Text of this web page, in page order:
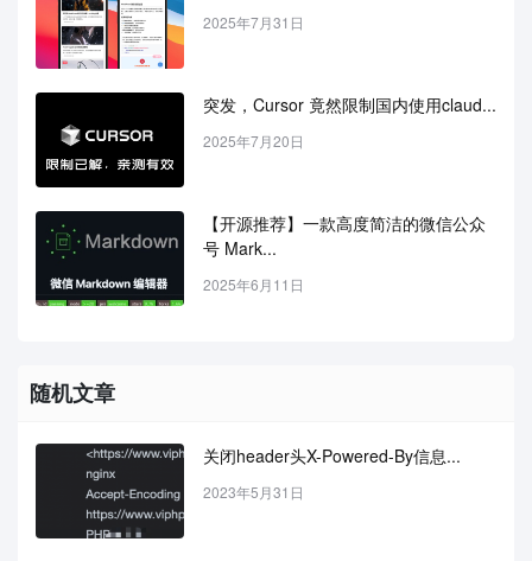
2025年7月31日
突发，Cursor 竟然限制国内使用claud...
2025年7月20日
【开源推荐】一款高度简洁的微信公众
号 Mark...
2025年6月11日
随机文章
关闭header头X-Powered-By信息...
2023年5月31日